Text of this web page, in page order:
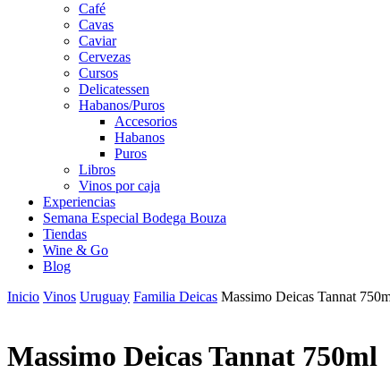
Café
Cavas
Caviar
Cervezas
Cursos
Delicatessen
Habanos/Puros
Accesorios
Habanos
Puros
Libros
Vinos por caja
Experiencias
Semana Especial Bodega Bouza
Tiendas
Wine & Go
Blog
Inicio Vinos Uruguay Familia Deicas Massimo Deicas Tannat
Massimo Deicas Tannat 750ml